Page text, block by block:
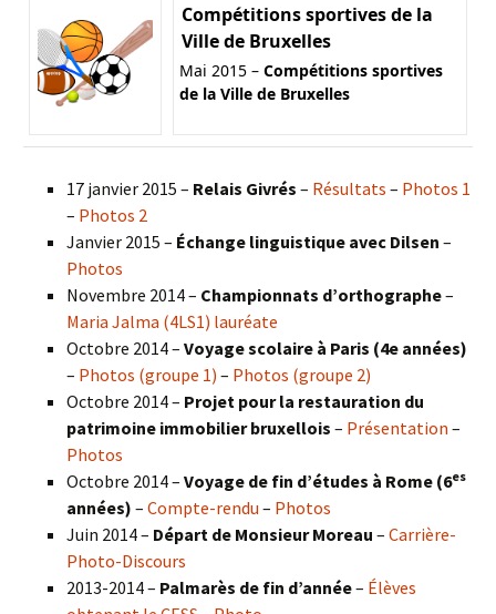
Compétitions sportives de la
Ville de Bruxelles
Mai 2015 – Compétitions sportives
de la Ville de Bruxelles
17 janvier 2015 – Relais Givrés – Résultats – Photos 1
– Photos 2
Janvier 2015 – Échange linguistique avec Dilsen –
Photos
Novembre 2014 – Championnats d’orthographe–
Maria Jalma (4LS1) lauréate
Octobre 2014 – Voyage scolaire à Paris (4e années)
– Photos (groupe 1) – Photos (groupe 2)
Octobre 2014 – Projet pour la restauration du
patrimoine immobilier bruxellois – Présentation –
Photos
Octobre 2014 – Voyage de fin d’études à Rome (6es
années) – Compte-rendu – Photos
Juin 2014 – Départ de Monsieur Moreau – Carrière-
Photo-Discours
2013-2014 – Palmarès de fin d’année– Élèves